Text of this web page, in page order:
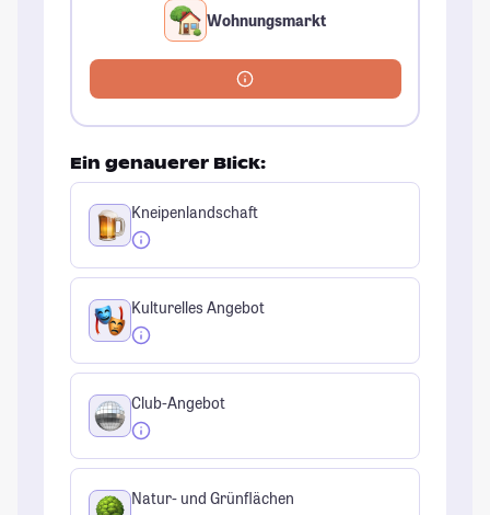
Wohnungsmarkt
Ein genauerer Blick:
Kneipenlandschaft
Kulturelles Angebot
Club-Angebot
Natur- und Grünflächen